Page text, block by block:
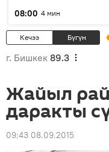
08:00 4 мин
Кечээ Бүгүн
г. Бишкек 89.3
Жайыл
даракты
09:43 08.09.2015